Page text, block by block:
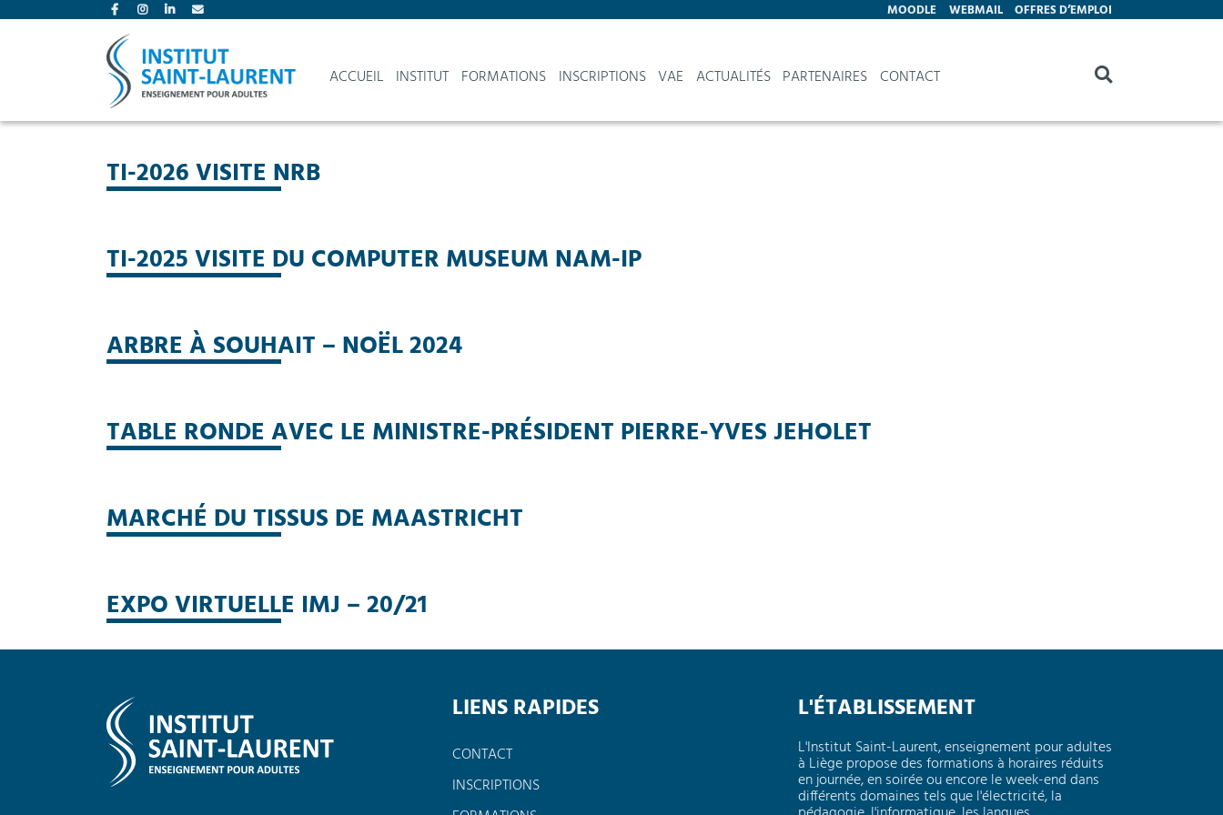
MOODLE WEBMAIL OFFRES D’EMPLOI
ACCUEIL INSTITUT FORMATIONS INSCRIPTIONS VAE ACTUALITÉS PARTENAIRES CONTACT
TI-2026 VISITE NRB
TI-2025 VISITE DU COMPUTER MUSEUM NAM-IP
ARBRE À SOUHAIT – NOËL 2024
TABLE RONDE AVEC LE MINISTRE-PRÉSIDENT PIERRE-YVES JEHOLET
MARCHÉ DU TISSUS DE MAASTRICHT
EXPO VIRTUELLE IMJ – 20/21
LIENS RAPIDES
CONTACT
INSCRIPTIONS
L'ÉTABLISSEMENT
L'Institut Saint-Laurent, enseignement pour adultes
à Liège propose des formations à horaires réduits
en journée, en soirée ou encore le week-end dans
différents domaines tels que l'électricité, la